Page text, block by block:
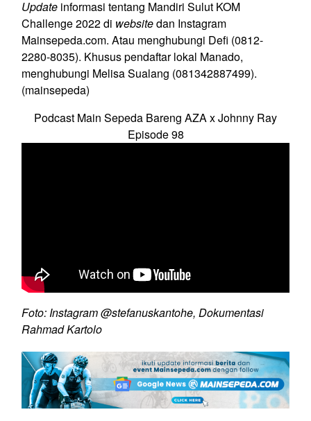
Update informasi tentang Mandiri Sulut KOM
Challenge 2022 di websitedan Instagram
Mainsepeda.com. Atau menghubungi Defi (0812-
2280-8035). Khusus pendaftar lokal Manado,
menghubungi Melisa Sualang (081342887499).
(mainsepeda)
Podcast Main Sepeda Bareng AZA x Johnny Ray
Episode 98
Foto: Instagram @stefanuskantohe, Dokumentasi
Rahmad Kartolo